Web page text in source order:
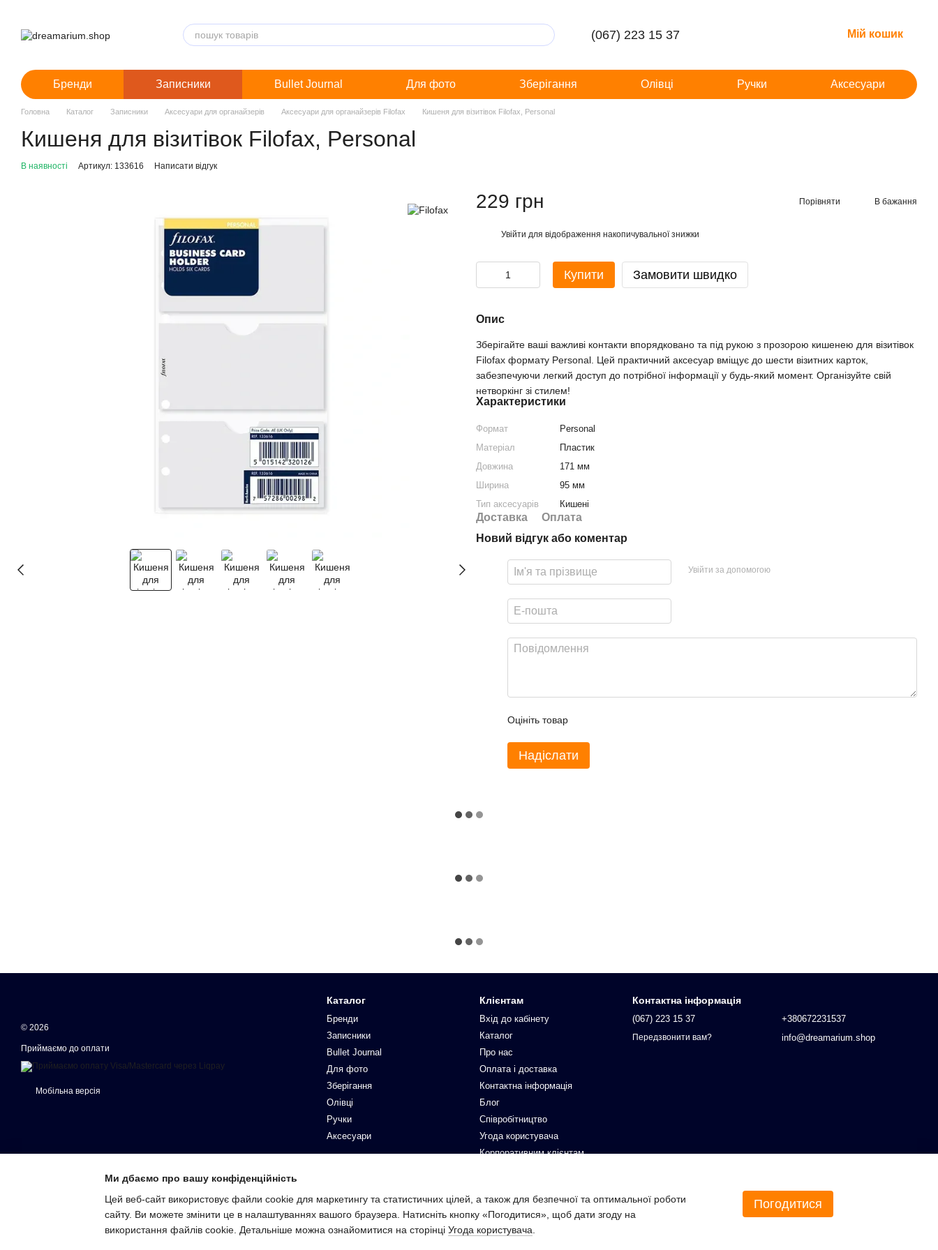
(067) 223 15 37 Мій кошик
Бренди Записники Bullet Journal Для фото Зберігання Олівці Ручки Аксесуари
Головна Каталог Записники Аксесуари для органайзерів Аксесуари для органайзерів Filofax Кишеня для візитівок Filofax, Personal
Кишеня для візитівок Filofax, Personal
В наявності Артикул: 133616 Написати відгук
229 грн Порівняти В бажання
Увійти для відображення накопичувальної знижки
Купити Замовити швидко
Опис
Зберігайте ваші важливі контакти впорядковано та під рукою з прозорою кишенею для візитівок
Filofax формату Personal. Цей практичний аксесуар вміщує до шести візитних карток,
забезпечуючи легкий доступ до потрібної інформації у будь-який момент. Організуйте свій
нетворкінг зі стилем!
Характеристики
Формат
Personal
Матеріал
Пластик
Довжина
171 мм
Ширина
95 мм
Тип аксесуарів
Кишені
Доставка
Оплата
Новий відгук або коментар
Увійти за допомогою
Оцініть товар
Надіслати
© 2026
Приймаємо до оплати
Мобільна версія
Каталог
Бренди
Записники
Bullet Journal
Для фото
Зберігання
Олівці
Ручки
Аксесуари
Клієнтам
Вхід до кабінету
Каталог
Про нас
Оплата і доставка
Контактна інформація
Блог
Співробітництво
Угода користувача
Корпоративним клієнтам
Контактна інформація
(067) 223 15 37
Передзвонити вам?
+380672231537
info@dreamarium.shop
Ми дбаємо про вашу конфіденційність
Цей веб-сайт використовує файли cookie для маркетингу та статистичних цілей, а також для безпечної та оптимальної роботи
сайту. Ви можете змінити це в налаштуваннях вашого браузера. Натисніть кнопку «Погодитися», щоб дати згоду на
використання файлів cookie. Детальніше можна ознайомитися на сторінці Угода користувача
Погодитися